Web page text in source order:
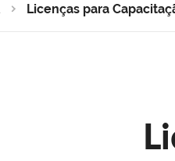
Licenças para